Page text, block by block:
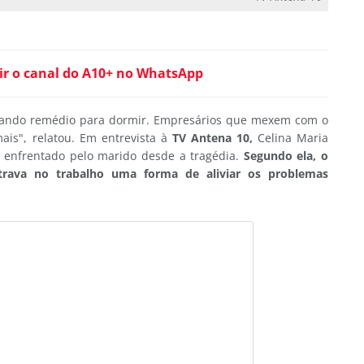
o canal do A10+ no WhatsApp
remédio para dormir. Empresários que mexem com o
relatou. Em entrevista à TV Antena 10, Celina Maria
pelo marido desde a tragédia. Segundo ela, o
no trabalho uma forma de aliviar os problemas